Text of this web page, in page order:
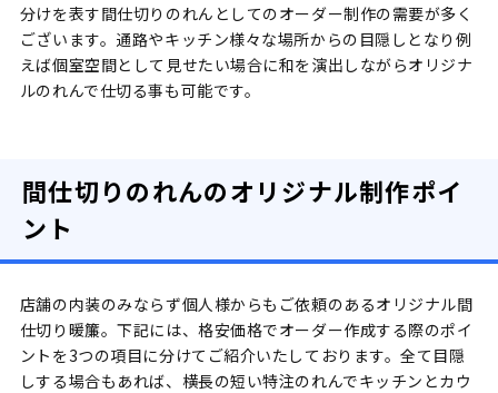
分けを表す間仕切りのれんとしてのオーダー制作の需要が多く
ございます。通路やキッチン様々な場所からの目隠しとなり例
えば個室空間として見せたい場合に和を演出しながらオリジナ
ルのれんで仕切る事も可能です。
間仕切りのれんのオリジナル制作ポイ
ント
店舗の内装のみならず個人様からもご依頼のあるオリジナル間
仕切り暖簾。下記には、格安価格でオーダー作成する際のポイ
ントを3つの項目に分けてご紹介いたしております。全て目隠
しする場合もあれば、横長の短い特注のれんでキッチンとカウ